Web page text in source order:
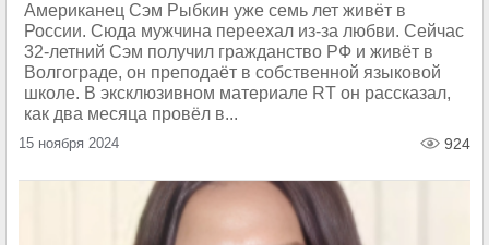
Американец Сэм Рыбкин уже семь лет живёт в
России. Сюда мужчина переехал из-за любви. Сейчас
32-летний Сэм получил гражданство РФ и живёт в
Волгограде, он преподаёт в собственной языковой
школе. В эксклюзивном материале RT он рассказал,
как два месяца провёл в...
15 ноября 2024 924